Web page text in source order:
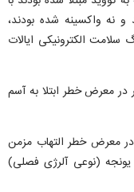
و نه واکسینه شده بودند،
سلامت الکترونیکی ایالات
کووید ۶۶ درصد بیشتر در معرض خطر ابتلا به آسم
۷۴ درصد بیشتر در معرض خطر التهاب مزمن
یونجه (نوعی آلرژی فصلی)